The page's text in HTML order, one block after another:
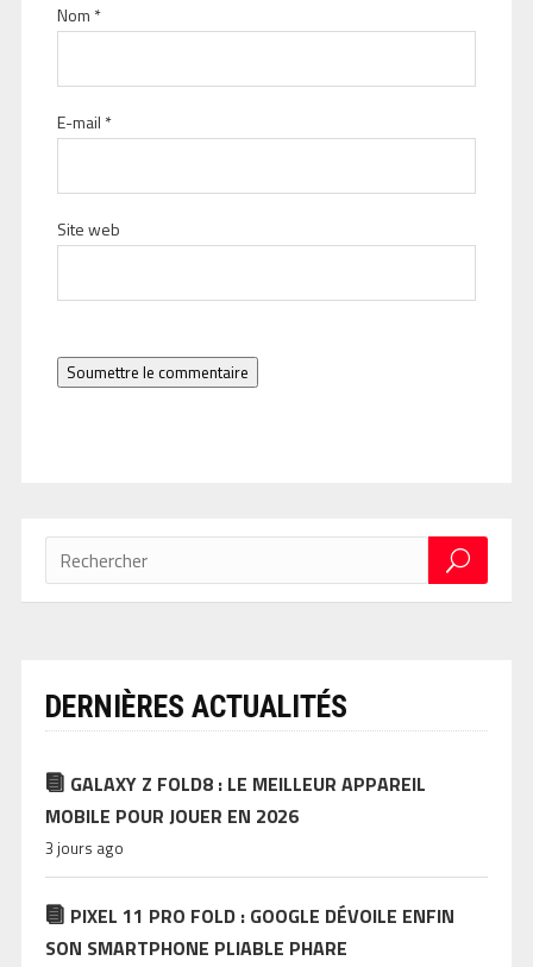
Nom *
E-mail *
Site web
Soumettre le commentaire
DERNIÈRES ACTUALITÉS
GALAXY Z FOLD8 : LE MEILLEUR APPAREIL
MOBILE POUR JOUER EN 2026
3 jours ago
PIXEL 11 PRO FOLD : GOOGLE DÉVOILE ENFIN
SON SMARTPHONE PLIABLE PHARE